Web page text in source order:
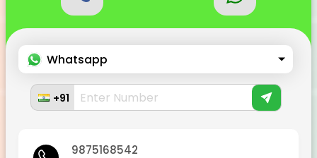
Whatsapp
+91
9875168542